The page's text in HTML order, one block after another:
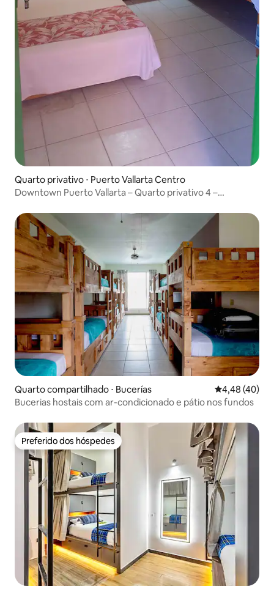
Quarto privativo ⋅ Puerto Vallarta Centro
Downtown Puerto Vallarta – Quarto privativo 4 –
Quarto compartilhado ⋅ Bucerías 4,48 de uma
4,48 (40)
Bucerias hostais com ar-condicionado e pátio nos fundos
Preferido dos hóspedes
Preferido dos hóspedes